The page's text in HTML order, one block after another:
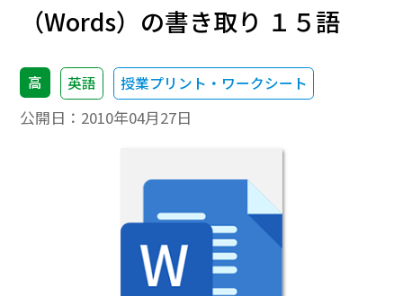
（Words）の書き取り １５語
高 英語 授業プリント・ワークシート
公開日： 2010年04月27日